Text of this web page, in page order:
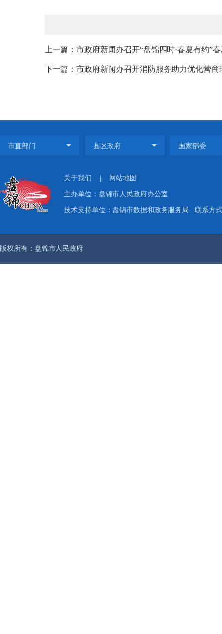
上一篇：市政府新闻办召开“盘锦四时·春夏有约”
下一篇：市政府新闻办召开消防服务助力优化营
关于我们 网站地图
主办单位：盘锦市人民政府办公室
技术支持单位：盘锦市数据和政务服务局 联系方
版权所有：盘锦市人民政府